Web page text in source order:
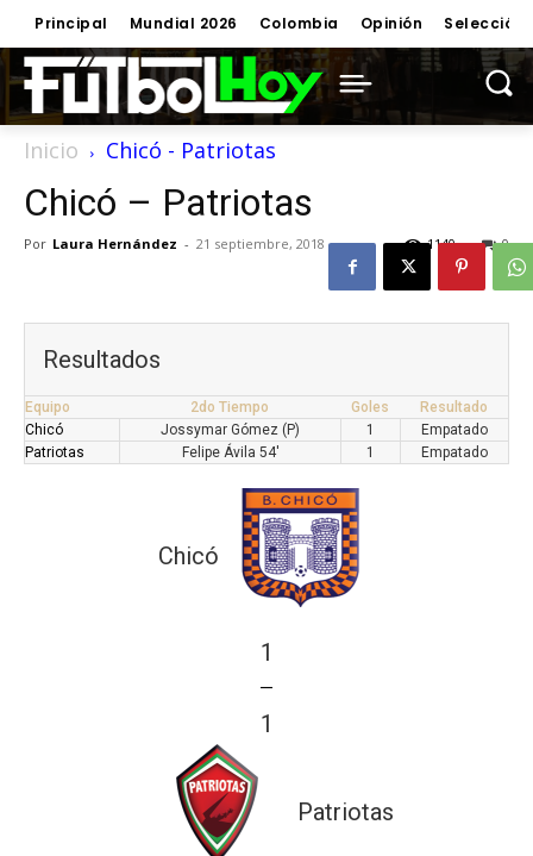
Principal Mundial 2026 Colombia Opinión Selección
Inicio Chicó - Patriotas
Chicó – Patriotas
Por Laura Hernández - 21 septiembre, 2018 0
1140
Resultados
Equipo 2do Tiempo Goles
Resultado
Chicó
Jossymar Gómez (P) 1
Empatado
Patriotas
Felipe Ávila 54' 1 Empatado
Chicó
1
—
1
Patriotas